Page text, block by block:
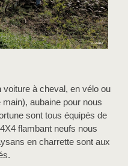
à cheval, en vélo ou
aubaine pour nous
sont tous équipés de
flambant neufs nous
en charrette sont aux